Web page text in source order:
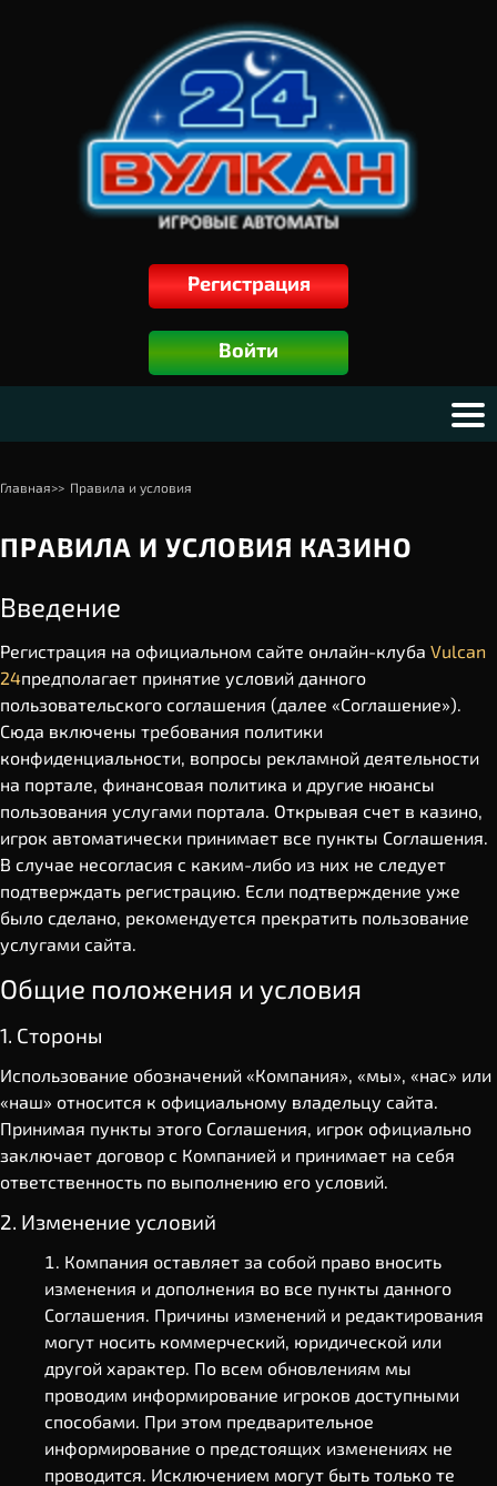
Регистрация
Войти
Главная>> Правила и условия
ПРАВИЛА И УСЛОВИЯ КАЗИНО
Введение
Регистрация на официальном сайте онлайн-клуба Vulcan
24предполагает принятие условий данного
пользовательского соглашения (далее «Соглашение»).
Сюда включены требования политики
конфиденциальности, вопросы рекламной деятельности
на портале, финансовая политика и другие нюансы
пользования услугами портала. Открывая счет в казино,
игрок автоматически принимает все пункты Соглашения.
В случае несогласия с каким-либо из них не следует
подтверждать регистрацию. Если подтверждение уже
было сделано, рекомендуется прекратить пользование
услугами сайта.
Общие положения и условия
1. Стороны
Использование обозначений «Компания», «мы», «нас» или
«наш» относится к официальному владельцу сайта.
Принимая пункты этого Соглашения, игрок официально
заключает договор с Компанией и принимает на себя
ответственность по выполнению его условий.
2. Изменение условий
Компания оставляет за собой право вносить
изменения и дополнения во все пункты данного
Соглашения. Причины изменений и редактирования
могут носить коммерческий, юридической или
другой характер. По всем обновлениям мы
проводим информирование игроков доступными
способами. При этом предварительное
информирование о предстоящих изменениях не
проводится. Исключением могут быть только те